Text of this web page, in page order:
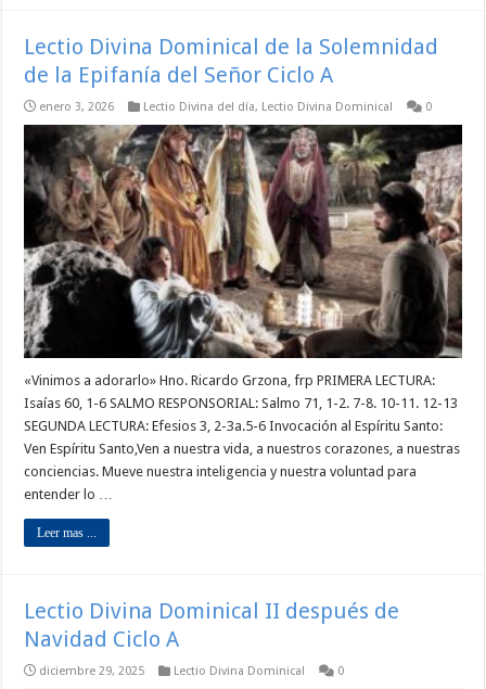
Lectio Divina Dominical de la Solemnidad
de la Epifanía del Señor Ciclo A
enero 3, 2026 Lectio Divina del día, Lectio Divina Dominical 0
«Vinimos a adorarlo» Hno. Ricardo Grzona, frp PRIMERA LECTURA:
Isaías 60, 1-6 SALMO RESPONSORIAL: Salmo 71, 1-2. 7-8. 10-11. 12-13
SEGUNDA LECTURA: Efesios 3, 2-3a.5-6 Invocación al Espíritu Santo:
Ven Espíritu Santo,Ven a nuestra vida, a nuestros corazones, a nuestras
conciencias. Mueve nuestra inteligencia y nuestra voluntad para
entender lo …
Leer mas ...
Lectio Divina Dominical II después de
Navidad Ciclo A
diciembre 29, 2025 Lectio Divina Dominical 0